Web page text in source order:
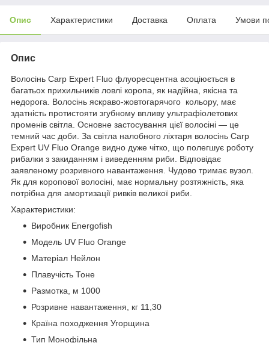
Опис Характеристики Доставка Оплата Умови
Опис
Волосінь Carp Expert Fluo флуоресцентна асоціюється в
багатьох прихильників ловлі коропа, як надійна, якісна та
недорога. Волосінь яскраво-жовтогарячого кольору, має
здатність протистояти згубному впливу ультрафіолетових
променів світла. Основне застосування цієї волосіні — це
темний час доби. За світла налобного ліхтаря волосінь Carp
Expert UV Fluo Orange видно дуже чітко, що полегшує роботу
рибалки з закиданням і виведенням риби. Відповідає
заявленому розривного навантаження. Чудово тримає вузол.
Як для коропової волосіні, має нормальну розтяжність, яка
потрібна для амортизації ривків великої риби.
Характеристики:
Виробник Energofish
Модель UV Fluo Orange
Матеріал Нейлон
Плавучість Тоне
Размотка, м 1000
Розривне навантаження, кг 11,30
Країна походження Угорщина
Тип Монофільна